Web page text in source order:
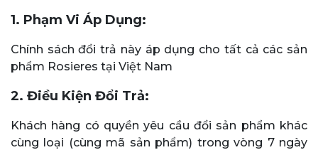
1. Phạm Vi Áp Dụng:
Chính sách đổi trả này áp dụng cho tất cả các sản
phẩm Rosieres tại Việt Nam
2. Điều Kiện Đổi Trả:
Khách hàng có quyền yêu cầu đổi sản phẩm khác
cùng loại (cùng mã sản phẩm) trong vòng 7 ngày